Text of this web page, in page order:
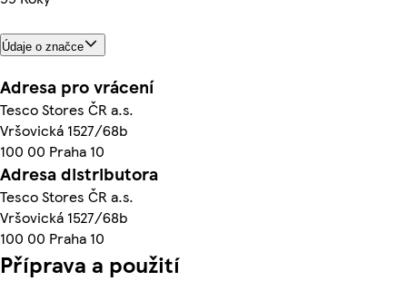
Údaje o značce
Adresa pro vrácení
Tesco Stores ČR a.s.
Vršovická 1527/68b
100 00 Praha 10
Adresa distributora
Tesco Stores ČR a.s.
Vršovická 1527/68b
100 00 Praha 10
Příprava a použití